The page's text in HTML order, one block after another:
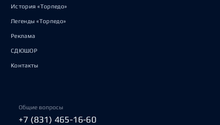
История «Торпедо»
Легенды «Торпедо»
Реклама
СДЮШОР
Контакты
Общие вопросы
+7 (831) 465-16-60